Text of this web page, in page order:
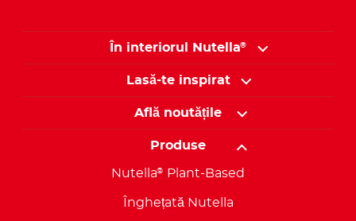
În interiorul Nutella®
Lasă-te inspirat
Află noutățile
Produse
Nutella® Plant-Based
Înghețată Nutella